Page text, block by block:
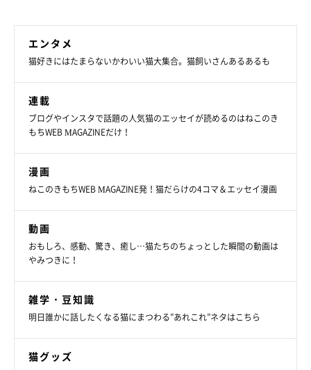
エンタメ
猫好きにはたまらないかわいい猫大集合。猫飼いさんあるあるも
連載
ブログやインスタで話題の人気猫のエッセイが読めるのはねこのき
もちWEB MAGAZINEだけ！
漫画
ねこのきもちWEB MAGAZINE発！猫だらけの4コマ＆エッセイ漫画
動画
おもしろ、感動、驚き、癒し…猫たちのちょっとした瞬間の動画は
やみつきに！
雑学・豆知識
明日誰かに話したくなる猫にまつわる”あれこれ”ネタはこちら
猫グッズ